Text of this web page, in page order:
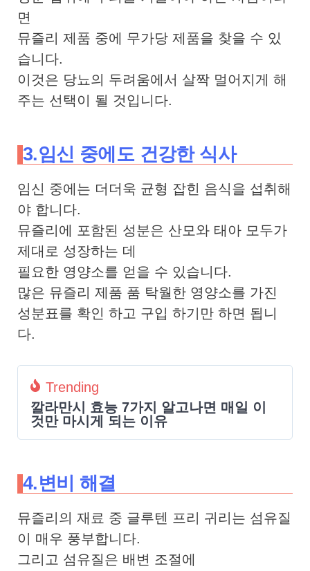
면
뮤즐리 제품 중에 무가당 제품을 찾을 수 있
습니다.
이것은 당뇨의 두려움에서 살짝 멀어지게 해
주는 선택이 될 것입니다.
3.임신 중에도 건강한 식사
임신 중에는 더더욱 균형 잡힌 음식을 섭취해
야 합니다.
뮤즐리에 포함된 성분은 산모와 태아 모두가
제대로 성장하는 데
필요한 영양소를 얻을 수 있습니다.
많은 뮤즐리 제품 품 탁월한 영양소를 가진
성분표를 확인 하고 구입 하기만 하면 됩니
다.
Trending
깔라만시 효능 7가지 알고나면 매일 이
것만 마시게 되는 이유
4.변비 해결
뮤즐리의 재료 중 글루텐 프리 귀리는 섬유질
이 매우 풍부합니다.
그리고 섬유질은 배변 조절에